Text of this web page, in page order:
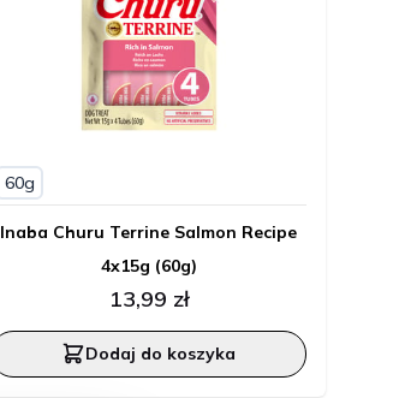
60g
Inaba Churu Terrine Salmon Recipe
4x15g (60g)
13,99 zł
Dodaj do koszyka